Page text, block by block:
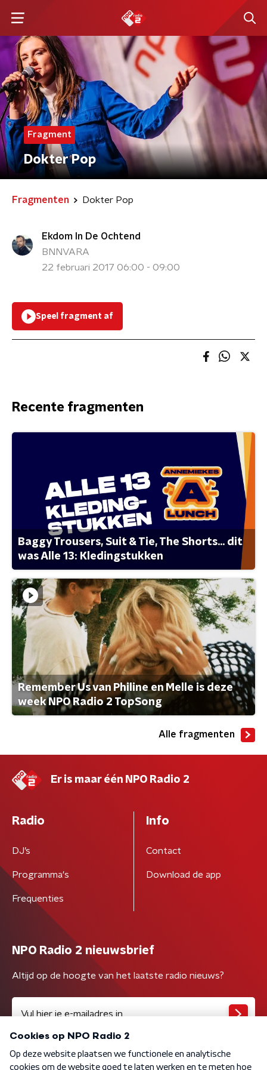
Fragment
Dokter Pop
Fragmenten Dokter Pop
Ekdom In De Ochtend
BNNVARA
22 februari 2017 06:00 - 09:00
Speel fragment af
Recente fragmenten
Baggy Trousers, Suit & Tie, The Shorts... dit
was Alle 13: Kledingstukken
Remember Us van Philine en Melle is deze
week NPO Radio 2 TopSong
Alle fragmenten
Er is maar één NPO Radio 2
Radio
DJ’s
Programma's
Frequenties
Info
Contact
Download de app
NPO Radio 2 nieuwsbrief
Altijd op de hoogte van het laatste radio nieuws?